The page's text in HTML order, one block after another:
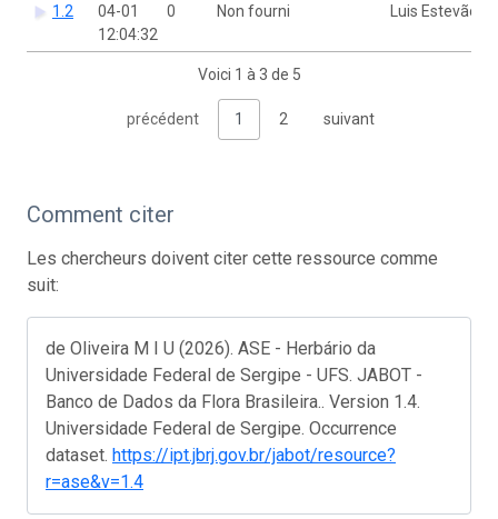
1.2
04-01
12:04:32
0 Non fourni Luis Estevão
Voici 1 à 3 de 5
précédent 1 2 suivant
Comment citer
Les chercheurs doivent citer cette ressource comme
suit:
de Oliveira M I U (2026). ASE - Herbário da
Universidade Federal de Sergipe - UFS. JABOT -
Banco de Dados da Flora Brasileira.. Version 1.4.
Universidade Federal de Sergipe. Occurrence
dataset. https://ipt.jbrj.gov.br/jabot/resource?
r=ase&v=1.4